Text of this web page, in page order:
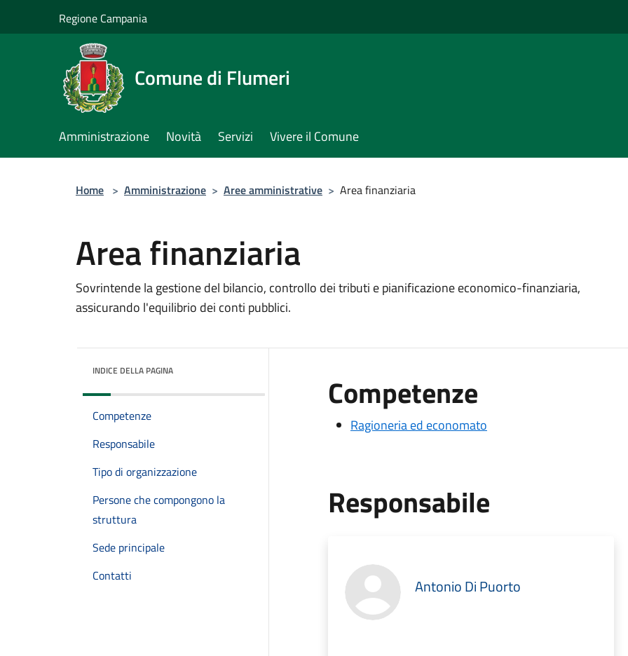
Regione Campania
Comune di Flumeri
Amministrazione Novità Servizi Vivere il Comune
Home > Amministrazione > Aree amministrative > Area finanziaria
Area finanziaria
Sovrintende la gestione del bilancio, controllo dei tributi e pianificazione economico-finanziaria,
assicurando l'equilibrio dei conti pubblici.
INDICE DELLA PAGINA
Competenze
Responsabile
Tipo di organizzazione
Persone che compongono la
struttura
Sede principale
Contatti
Competenze
Ragioneria ed economato
Responsabile
Antonio Di Puorto